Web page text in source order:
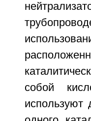
собой
используют